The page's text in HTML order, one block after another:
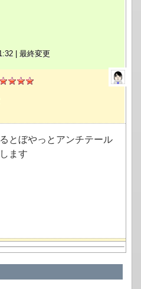
| 最終変更
とぼやっとアンチテール
ます